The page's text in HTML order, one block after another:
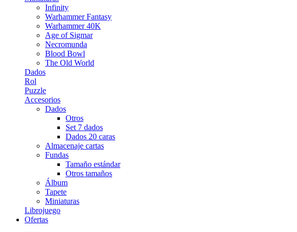
Infinity
Warhammer Fantasy
Warhammer 40K
Age of Sigmar
Necromunda
Blood Bowl
The Old World
Dados
Rol
Puzzle
Accesorios
Dados
Otros
Set 7 dados
Dados 20 caras
Almacenaje cartas
Fundas
Tamaño estándar
Otros tamaños
Álbum
Tapete
Miniaturas
Librojuego
Ofertas